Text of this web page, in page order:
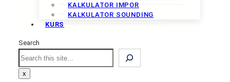
KALKULATOR IMPOR
KALKULATOR SOUNDING
KURS
Search
Search
x